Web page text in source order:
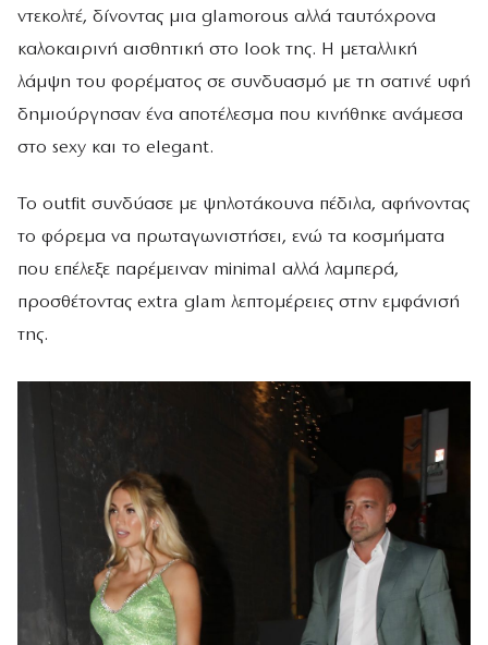
ντεκολτέ, δίνοντας μια glamorous αλλά ταυτόχρονα
καλοκαιρινή αισθητική στο look της. Η μεταλλική
λάμψη του φορέματος σε συνδυασμό με τη σατινέ υφή
δημιούργησαν ένα αποτέλεσμα που κινήθηκε ανάμεσα
στο sexy και το elegant.
Το outfit συνδύασε με ψηλοτάκουνα πέδιλα, αφήνοντας
το φόρεμα να πρωταγωνιστήσει, ενώ τα κοσμήματα
που επέλεξε παρέμειναν minimal αλλά λαμπερά,
προσθέτοντας extra glam λεπτομέρειες στην εμφάνισή
της.